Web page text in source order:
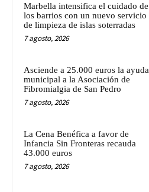
Marbella intensifica el cuidado de
los barrios con un nuevo servicio
de limpieza de islas soterradas
7 agosto, 2026
Asciende a 25.000 euros la ayuda
municipal a la Asociación de
Fibromialgia de San Pedro
7 agosto, 2026
La Cena Benéfica a favor de
Infancia Sin Fronteras recauda
43.000 euros
7 agosto, 2026